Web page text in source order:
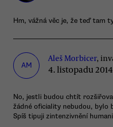
Hm, vážná věc je, že teď tam
AM
Aleš Morbicer,
4. listopadu 2014
No, jestli budou chtít
žádné oficiality nebudou, bylo
Spíš tipuji zintenzivnění